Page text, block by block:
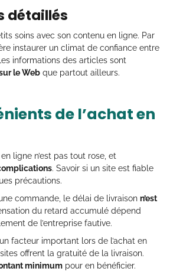
détaillés
soins avec son contenu en ligne. Par
instaurer un climat de confiance entre
informations des articles sont
le Web que partout ailleurs.
de l’achat en
ligne n’est pas tout rose, et
. Savoir si un site est fiable
précautions.
commande, le délai de livraison n’est
du retard accumulé dépend
de l’entreprise fautive.
facteur important lors de l’achat en
offrent la gratuité de la livraison.
minimum pour en bénéficier.